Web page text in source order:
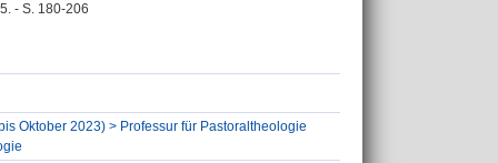
- S. 180-206
Oktober 2023) > Professur für Pastoraltheologie